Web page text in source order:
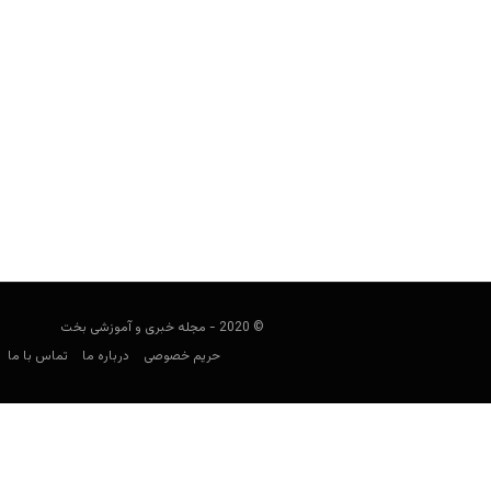
© 2020 - مجله خبری و آموزشی بخت
حریم خصوصی
درباره ما تماس با ما